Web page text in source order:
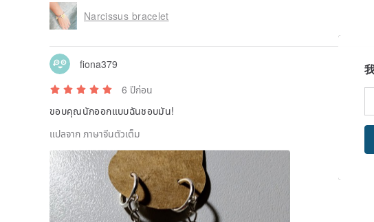
Narcissus bracelet
fiona379
6 ปีก่อน
ขอบคุณนักออกแบบฉันชอบมัน!
แปลจาก ภาษาจีนตัวเต็ม